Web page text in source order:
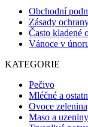
Obchodní
Zásady
Často kladené
Vánoce v
KATEGORIE
Pečivo
Mléčné a
Ovoce zelenina
Maso a uzeniny